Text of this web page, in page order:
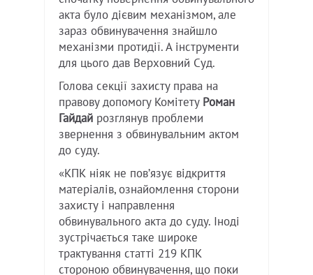
акта було дієвим механізмом, але
зараз обвинувачення знайшло
механізми протидії. А інструменти
для цього дав Верховний Суд.
Голова секції захисту права на
правову допомогу Комітету Роман
Гайдай розглянув проблеми
звернення з обвинувальним актом
до суду.
«КПК ніяк не повʼязує відкриття
матеріалів, ознайомлення сторони
захисту і направлення
обвинувального акта до суду. Іноді
зустрічається таке широке
трактування статті 219 КПК
стороною обвинувачення, що поки